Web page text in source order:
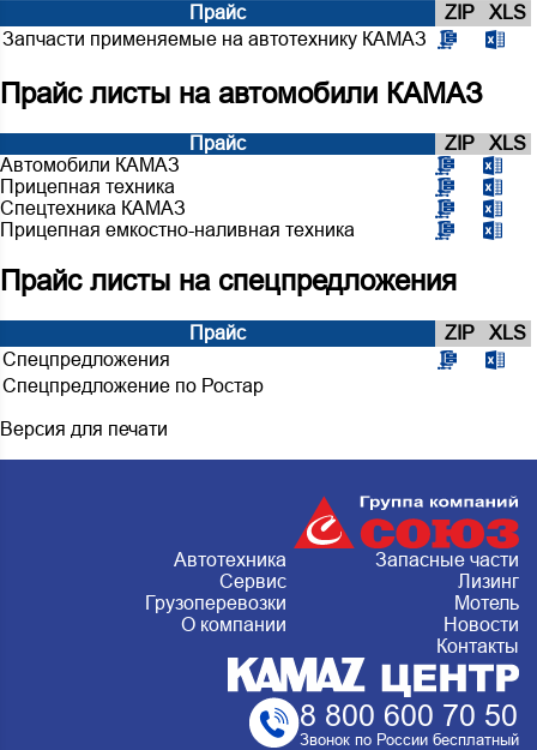
Прайс ZIP
XLS
Запчасти применяемые на автотехнику КАМАЗ
Прайс листы на автомобили КАМАЗ
Прайс ZIP
XLS
Автомобили КАМАЗ
Прицепная техника
Спецтехника КАМАЗ
Прицепная емкостно-наливная техника
Прайс листы на спецпредложения
Прайс ZIP
XLS
Спецпредложения
Спецпредложение по Ростар
Версия для печати
Автотехника
Запасные части
Сервис
Лизинг
Грузоперевозки
Мотель
О компании
Новости
Контакты
8 800 600 70 50
Звонок по России бесплатный